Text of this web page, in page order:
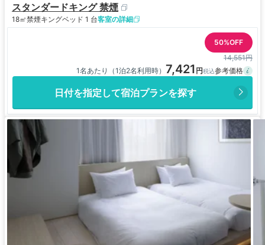
スタンダードキング 禁煙
18㎡禁煙キングベッド 1 台客室の詳細
50%OFF
14,551円
1名あたり（1泊2名利用時） 7,421
日付を指定して宿泊プランを探す